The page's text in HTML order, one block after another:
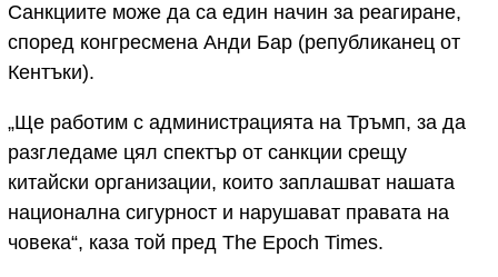
Санкциите може да са един начин за реагиране,
според конгресмена Анди Бар (републиканец от
Кентъки).
„Ще работим с администрацията на Тръмп, за да
разгледаме цял спектър от санкции срещу
китайски организации, които заплашват нашата
национална сигурност и нарушават правата на
човека“, каза той пред The Epoch Times.